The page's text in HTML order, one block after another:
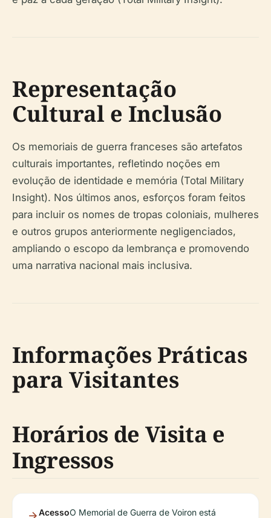
Representação
Cultural e Inclusão
Os memoriais de guerra franceses são artefatos
culturais importantes, refletindo noções em
evolução de identidade e memória (Total Military
Insight). Nos últimos anos, esforços foram feitos
para incluir os nomes de tropas coloniais, mulheres
e outros grupos anteriormente negligenciados,
ampliando o escopo da lembrança e promovendo
uma narrativa nacional mais inclusiva.
Informações Práticas
para Visitantes
Horários de Visita e
Ingressos
AcessoO Memorial de Guerra de Voiron está